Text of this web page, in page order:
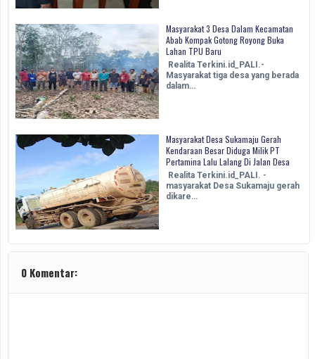
Masyarakat 3 Desa Dalam Kecamatan
Abab Kompak Gotong Royong Buka
Lahan TPU Baru
Realita Terkini.id_PALI.-
Masyarakat tiga desa yang berada
dalam…
Masyarakat Desa Sukamaju Gerah
Kendaraan Besar Diduga Milik PT
Pertamina Lalu Lalang Di Jalan Desa
Realita Terkini.id_PALI. -
masyarakat Desa Sukamaju gerah
dikare…
0 Komentar: